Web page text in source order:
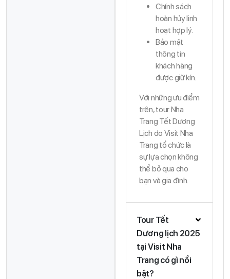
Chính sách
hoàn hủy linh
hoạt hợp lý.
Bảo mật
thông tin
khách hàng
được giữ kín.
Với những ưu điểm
trên, tour Nha
Trang Tết Dương
Lịch do Visit Nha
Trang tổ chức là
sự lựa chọn không
thể bỏ qua cho
bạn và gia đình.
Tour Tết
Dương lịch 2025
tại Visit Nha
Trang có gì nổi
bật?